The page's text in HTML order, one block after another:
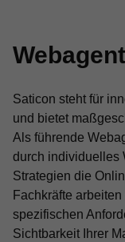
Saticon steht für
und bietet
Als führende
durch individuelles
Strategien die
Fachkräfte
spezifischen
Sichtbarkeit Ihrer